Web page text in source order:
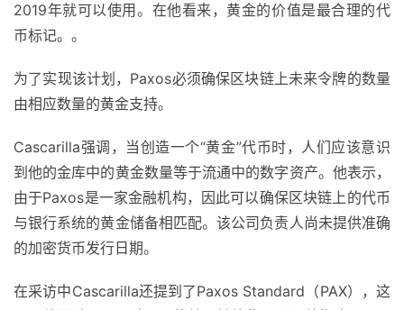
2019年就可以使用。在他看来，黄金的价值是最合理的代
币标记。。
为了实现该计划，Paxos必须确保区块链上未来令牌的数量
由相应数量的黄金支持。
Cascarilla强调，当创造一个“黄金”代币时，人们应该意识
到他的金库中的黄金数量等于流通中的数字资产。他表示，
由于Paxos是一家金融机构，因此可以确保区块链上的代币
与银行系统的黄金储备相匹配。该公司负责人尚未提供准确
的加密货币发行日期。
在采访中Cascarilla还提到了Paxos Standard（PAX），这